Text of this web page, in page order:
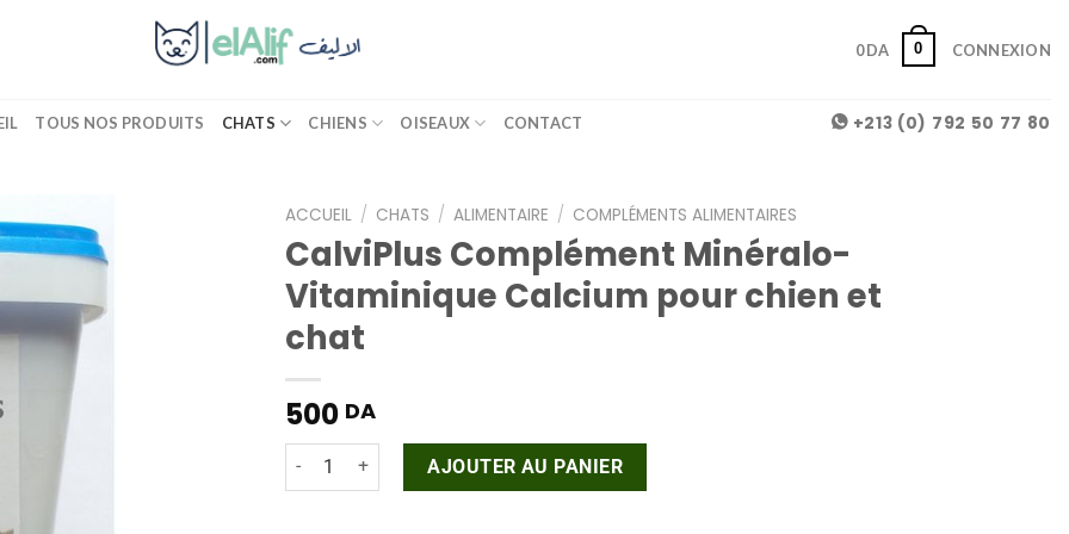
0DA 0 CONNEXION
TOUS NOS PRODUITS CHATS CHIENS OISEAUX CONTACT +213 (0) 792 50 77 80
wishlist
ACCUEIL / CHATS / ALIMENTAIRE / COMPLÉMENTS ALIMENTAIRES
CalviPlus Complément Minéralo-
Vitaminique Calcium pour chien et
chat
500 DA
quantité de CalviPlus Complément Minéralo-Vitaminique Calcium pour chien et chat
AJOUTER AU PANIER